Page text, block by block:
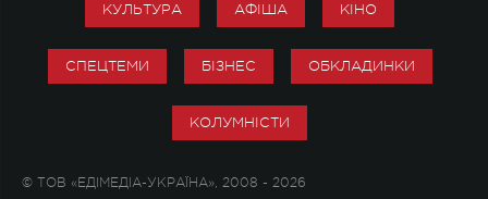
КУЛЬТУРА АФІША КІНО
СПЕЦТЕМИ БІЗНЕС ОБКЛАДИНКИ
КОЛУМНІСТИ
© ТОВ «ЕДІМЕДІА-УКРАЇНА», 2008 - 2026